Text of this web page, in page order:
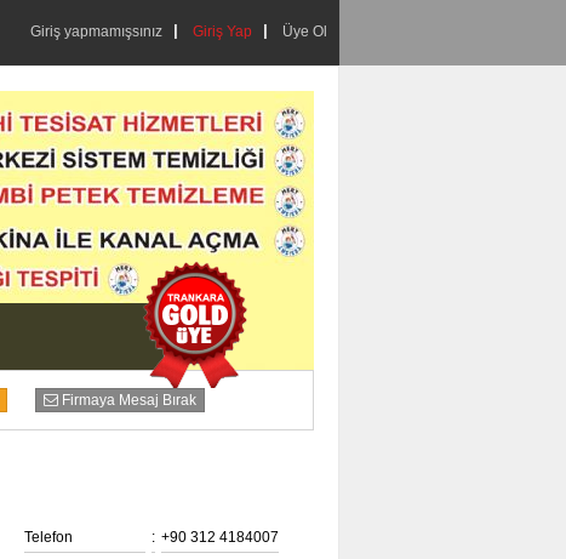
Üye Ol
Giriş Yap
Giriş yapmamışsınız
Firmaya Mesaj Bırak
Telefon : +90 312 4184007